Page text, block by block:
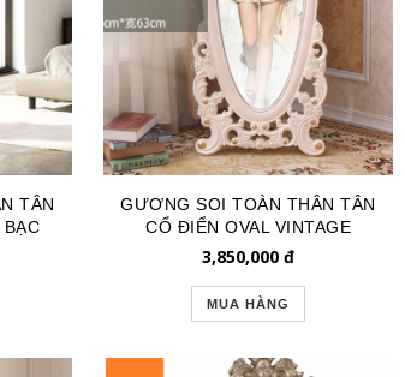
TÂN
GƯƠNG SOI TOÀN THÂN TÂN
CỔ ĐIỂN OVAL VINTAGE
TRẮNG GSTT191
3,850,000 đ
MUA HÀNG